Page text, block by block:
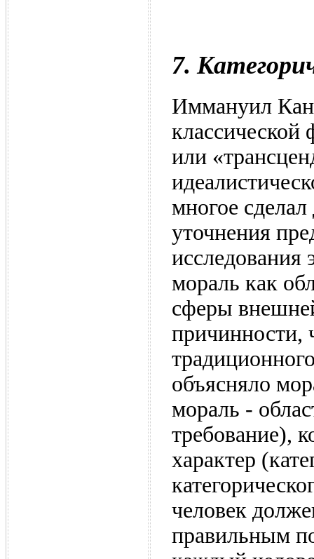
7.
Иммануил
классической
или
многое
уточнения
исследования
мораль как
сферы
причинности,
объясняло
мораль -
требование),
характер
человек
правильным